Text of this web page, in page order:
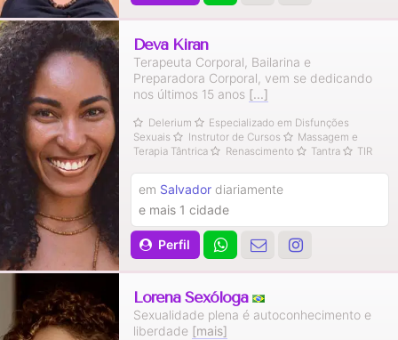
Deva Kiran
Terapeuta Corporal, Bailarina e
Preparadora Corporal, vem se dedicando
nos últimos 15 anos [...]
Delerium
Especializado em Disfunções
Sexuais
Instrutor de Cursos
Massagem e
Terapia Tântrica
Renascimento Tantra TIR
Perfil
em Salvador diariamente
e mais 1 cidade
Lorena Sexóloga
Sexualidade plena é autoconhecimento e
liberdade [mais]